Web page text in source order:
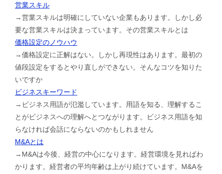
営業スキル
→営業スキルは明確にしていない企業もあります。しかし必
要な営業スキルは決まっています。その営業スキルとは
価格設定のノウハウ
→価格設定に正解はない。しかし再現性はあります。最初の
値段設定をするとやり直しができない。そんなコツを知りた
いですか
ビジネスキーワード
→ビジネス用語が氾濫しています。用語を知る、理解するこ
とがビジネスへの理解へとつながります。ビジネス用語を知
らなければ会話にならないのかもしれません
M&Aとは
→M&Aは今後、経営の中心になります。経営環境を見ればわ
かります。経営者の平均年齢は上がり続けています。M&Aを